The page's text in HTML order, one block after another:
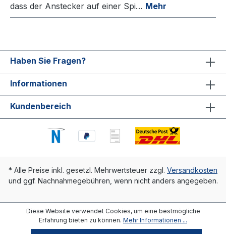
dass der Anstecker auf einer Spi… Mehr
Haben Sie Fragen?
Informationen
Kundenbereich
* Alle Preise inkl. gesetzl. Mehrwertsteuer zzgl. Versandkosten
und ggf. Nachnahmegebühren, wenn nicht anders angegeben.
Diese Website verwendet Cookies, um eine bestmögliche
Erfahrung bieten zu können. Mehr Informationen ...